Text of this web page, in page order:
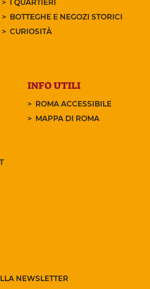
I QUARTIERI
BOTTEGHE E NEGOZI STORICI
CURIOSITÀ
INFO UTILI
ROMA ACCESSIBILE
MAPPA DI ROMA
NEWSLETTER